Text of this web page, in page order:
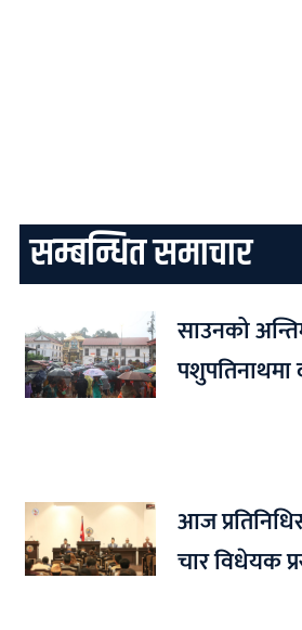
सम्बन्धित समाचार
साउनको
पशुपतिनाथमा
आज
चार विधेयक